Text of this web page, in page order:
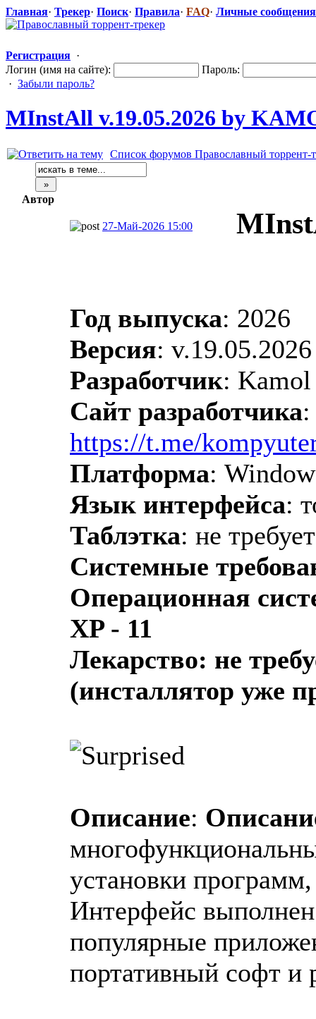
Главная· Трекер· Поиск· Правила· FAQ· Личные сообщения
Регистрация ·
Логин (имя на сайте):
Пароль:
· Забыли пароль?
MInstAll v.19.05.2026 by
Список форумов Православный торрент-
Автор
27-Май-2026 15:00
Год выпуска: 2026
Версия: v.19.05.2026
Разработчик: Kamol
Сайт разработчика:
https://t.me/
Платформа:
Язык интерфейса:
Таблэтка: не
Системные
Операционная
XP - 11
Лекарство: не
(инсталлятор уже
Описание:
установки
Интерфейс выполнен
популярные
портативный софт и